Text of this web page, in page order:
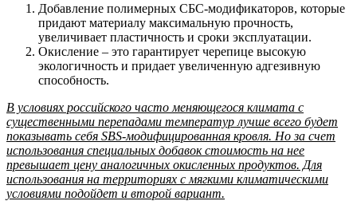
Добавление полимерных СБС-модификаторов, которые
придают материалу максимальную прочность,
увеличивает пластичность и сроки эксплуатации.
Окисление – это гарантирует черепице высокую
экологичность и придает увеличенную адгезивную
способность.
В условиях российского часто меняющегося климата с
существенными перепадами температур лучше всего будет
показывать себя SBS-модифицированная кровля. Но за счет
использования специальных добавок стоимость на нее
превышает цену аналогичных окисленных продуктов. Для
использования на территориях с мягкими климатическими
условиями подойдет и второй вариант.